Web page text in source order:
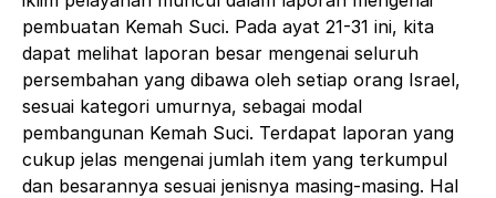
pembuatan Kemah Suci. Pada ayat 21-31 ini, kita
dapat melihat laporan besar mengenai seluruh
persembahan yang dibawa oleh setiap orang Israel,
sesuai kategori umurnya, sebagai modal
pembangunan Kemah Suci. Terdapat laporan yang
cukup jelas mengenai jumlah item yang terkumpul
dan besarannya sesuai jenisnya masing-masing. Hal